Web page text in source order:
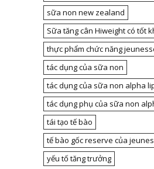
sữa non new zealand
Sữa tăng cân Hiweight có tốt
thực phẩm chức năng
tác dụng của sữa non
tác dụng của sữa non alpha
tác dụng phụ của sữa non
tái tạo tế bào
tế bào gốc reserve của
yếu tố tăng trưởng